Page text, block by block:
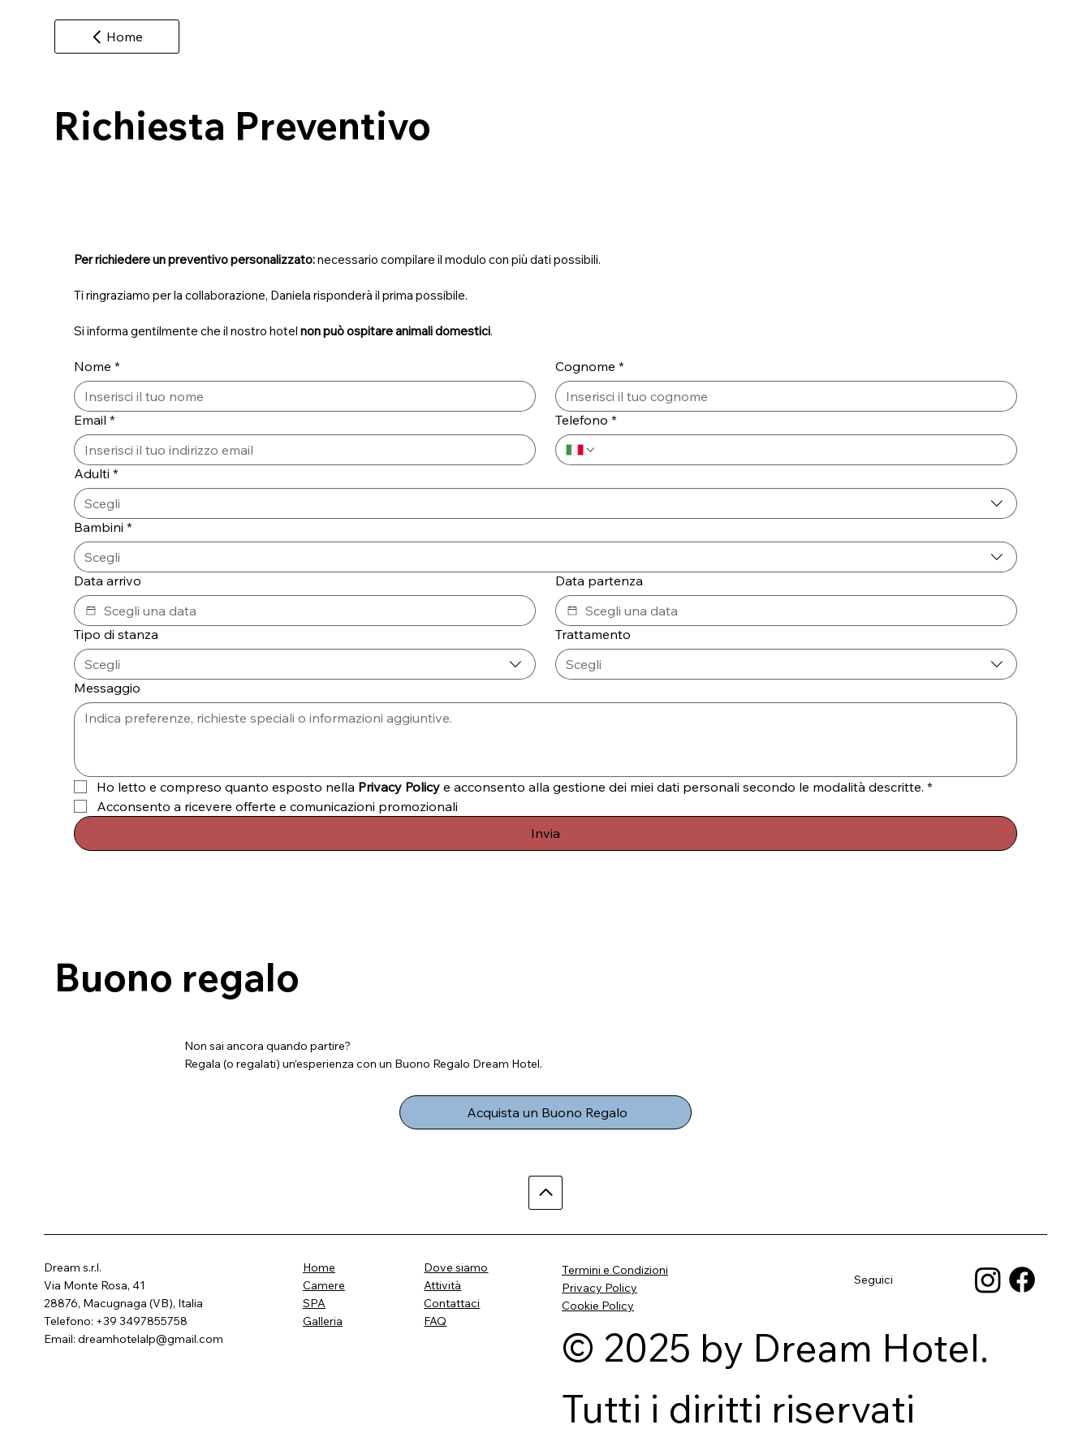
Home
Richiesta Preventivo
Per richiedere un preventivo personalizzato:
Ti ringraziamo per la collaborazione, Daniela risponderà il prima possibile.
Si informa gentilmente che il nostro hotel non può ospitare animali domestici.
Nome * Cognome *
Email * Telefono *
Adulti *
Scegli
Bambini *
Scegli
Data arrivo
Data partenza
Tipo di stanza
Scegli
Trattamento
Scegli
Messaggio
Ho letto e compreso quanto esposto nella Privacy Policy e acconsento alla gestione dei miei dati personali secondo le modalità descritte. *
Acconsento a ricevere offerte e comunicazioni promozionali
Invia
Buono regalo
Non sai ancora quando partire?
Regala (o regalati) un’esperienza con un Buono Regalo Dream Hotel.
Acquista un Buono Regalo
Dream s.r.l.
Via Monte Rosa, 41
28876, Macugnaga (VB), Italia
Telefono: +39 3497855758
Email: dreamhotelalp@gmail.com
Home
Camere
SPA
Galleria
Dove siamo
Attività
Contattaci
FAQ
Seguici
Termini e Condizioni
Privacy Policy
Cookie Policy
© 2025 by Dream Hotel.
Tutti i diritti riservati